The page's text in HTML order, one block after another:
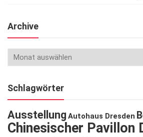
Archive
Schlagwörter
Ausstellung Autohaus Dresden
Chinesischer Pavillon